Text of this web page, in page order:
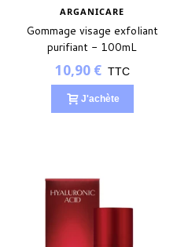
ARGANICARE
Gommage visage exfoliant
purifiant - 100mL
10,90 € TTC
J'achète